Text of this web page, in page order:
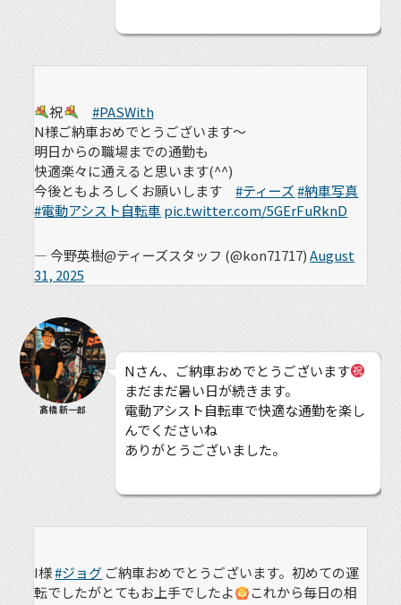
祝
#PASWith
N様ご納車おめでとうございます〜
明日からの職場までの通勤も
快適楽々に通えると思います(^^)
今後ともよろしくお願いします#ティーズ#納車写真
#電動アシスト自転車pic.twitter.com/5GErFuRknD
— 今野英樹@ティーズスタッフ (@kon71717)August
31, 2025
髙橋 新一郎
Nさん、ご納車おめでとうございます
まだまだ暑い日が続きます。
電動アシスト自転車で快適な通勤を楽し
んでくださいね
ありがとうございました。
I様#ジョグ ご納車おめでとうございます。初めての運
転でしたがとてもお上手でしたよ
これから毎日の相